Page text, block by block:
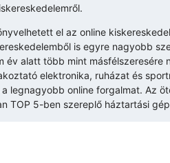
el az online
is egyre nagyobb
év alatt több mint
elektronika, ruházat és
legnagyobb online forgalmat. Az
TOP 5-ben szereplő háztartási